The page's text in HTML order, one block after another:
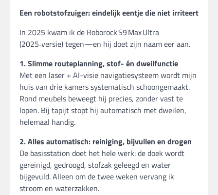
Een robotstofzuiger: eindelijk eentje die niet irriteert
In 2025 kwam ik de Roborock S9 Max Ultra
(2025‑versie) tegen—en hij doet zijn naam eer aan.
1. Slimme routeplanning, stof- én dweilfunctie
Met een laser + AI-visie navigatiesysteem wordt mijn
huis van drie kamers systematisch schoongemaakt.
Rond meubels beweegt hij precies, zonder vast te
lopen. Bij tapijt stopt hij automatisch met dweilen,
helemaal handig.
2. Alles automatisch: reiniging, bijvullen en drogen
De basisstation doet het hele werk: de doek wordt
gereinigd, gedroogd, stofzak geleegd en water
bijgevuld. Alleen om de twee weken vervang ik
stroom en waterzakken.